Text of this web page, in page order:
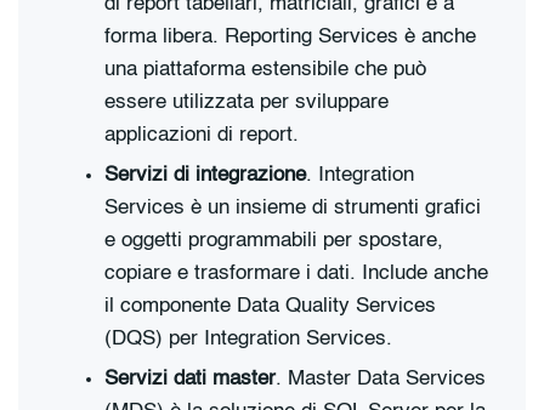
forma libera. Reporting Services è anche
una piattaforma estensibile che può
essere utilizzata per sviluppare
applicazioni di report.
Servizi di integrazione. Integration
Services è un insieme di strumenti grafici
e oggetti programmabili per spostare,
copiare e trasformare i dati. Include anche
il componente Data Quality Services
(DQS) per Integration Services.
Servizi dati master. Master Data Services